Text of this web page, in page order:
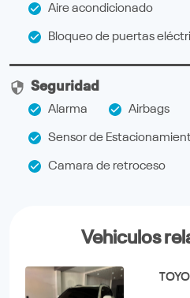
Aire acondicionado
Bloqueo de puertas
Seguridad
Alarma Airbags
Sensor de
Camara de retroceso
Vehiculos